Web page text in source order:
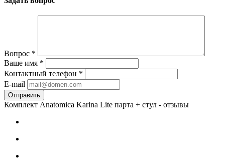
Вопрос *
Ваше имя *
Контактный телефон *
E-mail
Комплект Anatomica Karina Lite парта + стул - отзывы